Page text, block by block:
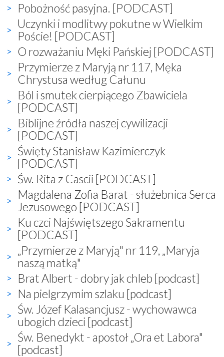
Pobożność pasyjna. [PODCAST]
Uczynki i modlitwy pokutne w Wielkim
Poście! [PODCAST]
O rozważaniu Męki Pańskiej [PODCAST]
Przymierze z Maryją nr 117, Męka
Chrystusa według Całunu
Ból i smutek cierpiącego Zbawiciela
[PODCAST]
Biblijne źródła naszej cywilizacji
[PODCAST]
Święty Stanisław Kazimierczyk
[PODCAST]
Św. Rita z Cascii [PODCAST]
Magdalena Zofia Barat - służebnica Serca
Jezusowego [PODCAST]
Ku czci Najświętszego Sakramentu
[PODCAST]
„Przymierze z Maryją" nr 119, „Maryja
naszą matką"
Brat Albert - dobry jak chleb [podcast]
Na pielgrzymim szlaku [podcast]
Św. Józef Kalasancjusz - wychowawca
ubogich dzieci [podcast]
Św. Benedykt - apostoł „Ora et Labora"
[podcast]